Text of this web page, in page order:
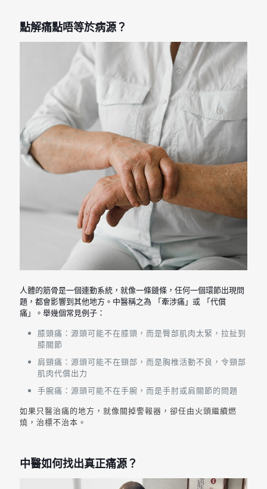
點解痛點唔等於病源？
人體的筋骨是一個連動系統，就像一條鏈條，任何一個環節出現問
題，都會影響到其他地方。中醫稱之為 「牽涉痛」或 「代償
痛」。舉幾個常見例子：
膝頭痛：源頭可能不在膝頭，而是臀部肌肉太緊，拉扯到
膝關節
肩頸痛：源頭可能不在頸部，而是胸椎活動不良，令頸部
肌肉代償出力
手腕痛：源頭可能不在手腕，而是手肘或肩關節的問題
如果只醫治痛的地方，就像關掉警報器，卻任由火頭繼續燃
燒，治標不治本。
中醫如何找出真正痛源？